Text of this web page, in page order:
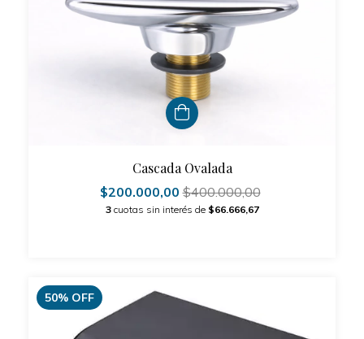
Cascada Ovalada
$200.000,00$400.000,00
3 cuotas sin interés de $66.666,67
50% OFF